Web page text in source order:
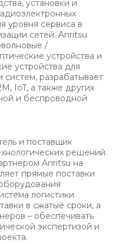
установки и
уровня сервиса в
сетей. Anritsu
/
устройства и
устройства для
разрабатывает
IoT, а также других
и беспроводной
и поставщик
решений.
Anritsu на
прямые поставки
логистики
в сжатые сроки, а
– обеспечивать
экспертизой и